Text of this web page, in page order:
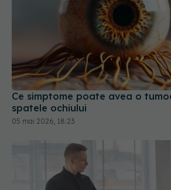
Ce simptome poate avea o
spatele ochiului
05 mai 2026, 18:23